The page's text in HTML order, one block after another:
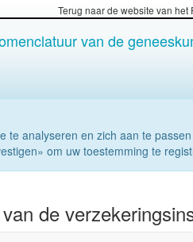
Terug naar de website van het
van de
analyseren en zich aan te
om uw toestemming te
de